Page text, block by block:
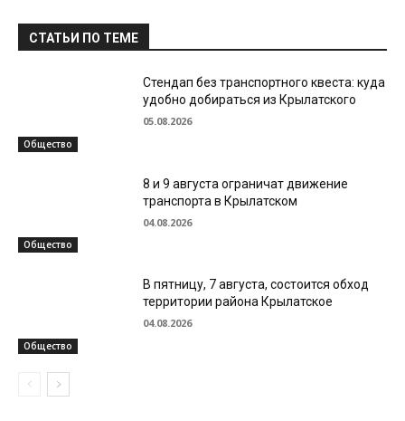
СТАТЬИ ПО ТЕМЕ
Общество
Стендап без транспортного квеста: куда
удобно добираться из Крылатского
05.08.2026
Общество
8 и 9 августа ограничат движение
транспорта в Крылатском
04.08.2026
Общество
В пятницу, 7 августа, состоится обход
территории района Крылатское
04.08.2026